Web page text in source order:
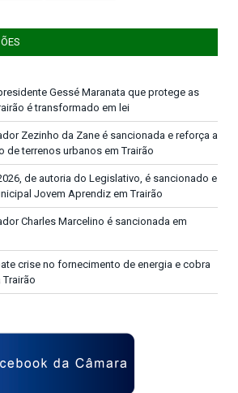
Gessé Maranata que protege as
é transformado em lei
Zezinho da Zane é sancionada e reforça a
de terrenos urbanos em Trairão
de autoria do Legislativo, é sancionado e
Jovem Aprendiz em Trairão
Charles Marcelino é sancionada em
crise no fornecimento de energia e cobra